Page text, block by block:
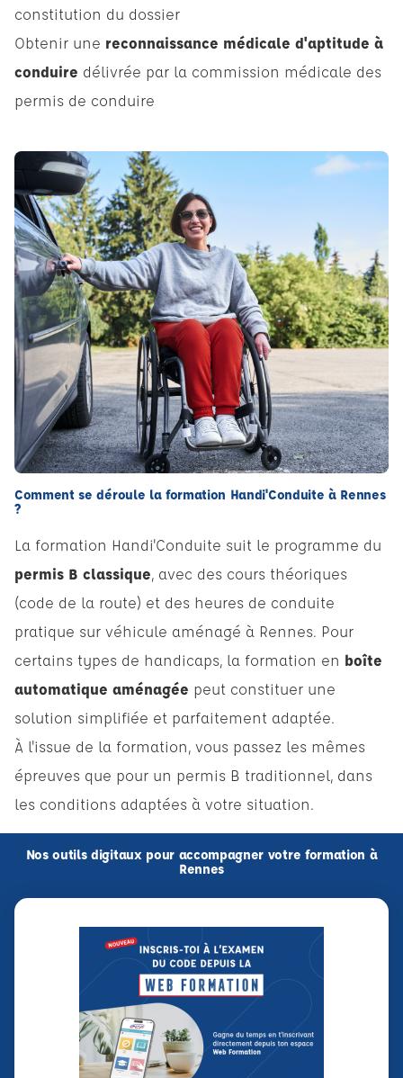
constitution du dossier
Obtenir une reconnaissance médicale d'aptitude à
conduire délivrée par la commission médicale des
permis de conduire
Comment se déroule la formation Handi'Conduite à Rennes
?
La formation Handi'Conduite suit le programme du
permis B classique, avec des cours théoriques
(code de la route) et des heures de conduite
pratique sur véhicule aménagé à Rennes. Pour
certains types de handicaps, la formation en boîte
automatique aménagée peut constituer une
solution simplifiée et parfaitement adaptée.
À l'issue de la formation, vous passez les mêmes
épreuves que pour un permis B traditionnel, dans
les conditions adaptées à votre situation.
Nos outils digitaux pour accompagner votre formation à
Rennes